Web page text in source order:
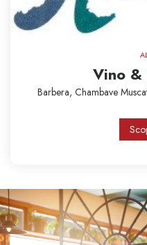
Vino &
Barbera, Chambave